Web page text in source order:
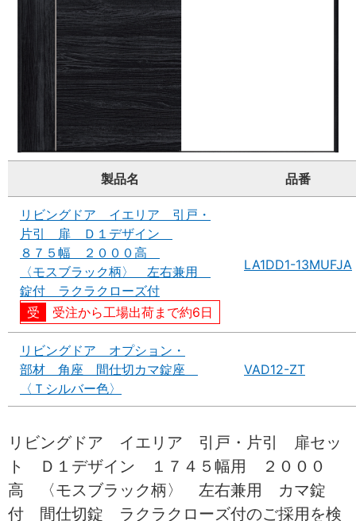
製品名 品番
リビングドア イエリア 引戸・
片引 扉 Ｄ１デザイン
８７５幅 ２０００高
〈モスブラック柄〉 左右兼用
錠付 ラクラクローズ付
受注から工場出荷まで約6日
LA1DD1-13MUFJA
リビングドア オプション・
部材 角座 間仕切カマ錠座
〈Ｔシルバー色〉
VAD12-ZT
リビングドア イエリア 引戸・片引 扉セッ
ト Ｄ１デザイン １７４５幅用 ２０００
高 〈モスブラック柄〉 左右兼用 カマ錠
付 間仕切錠 ラクラクローズ付のご採用を検